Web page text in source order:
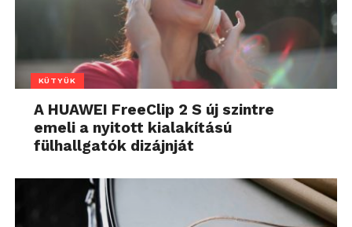
KÜTYÜK
A HUAWEI FreeClip 2 S új szintre
emeli a nyitott kialakítású
fülhallgatók dizájnját